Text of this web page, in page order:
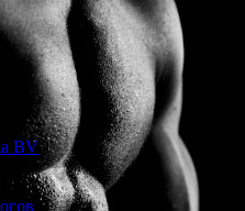
BV 1
6